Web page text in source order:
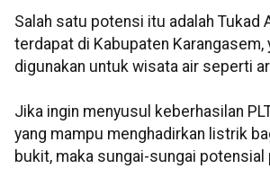
Salah satu potensi itu adalah Tukad
terdapat di Kabupaten Karangasem,
digunakan untuk wisata air seperti
Jika ingin menyusul keberhasilan
yang mampu menghadirkan listrik
bukit, maka sungai-sungai